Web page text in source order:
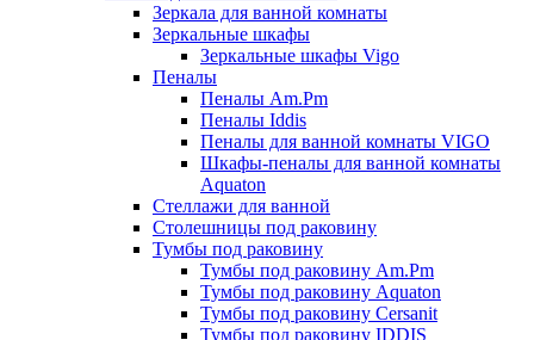
Зеркала для ванной комнаты
Зеркальные шкафы
Зеркальные шкафы Vigo
Пеналы
Пеналы Am.Pm
Пеналы Iddis
Пеналы для ванной комнаты VIGO
Шкафы-пеналы для ванной комнаты
Aquaton
Стеллажи для ванной
Столешницы под раковину
Тумбы под раковину
Тумбы под раковину Am.Pm
Тумбы под раковину Aquaton
Тумбы под раковину Cersanit
Тумбы под раковину IDDIS